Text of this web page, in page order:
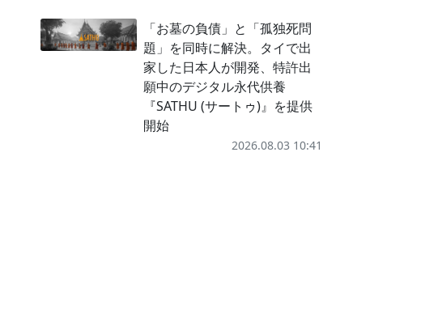
「お墓の負債」と「孤独死問
題」を同時に解決。タイで出
家した日本人が開発、特許出
願中のデジタル永代供養
『SATHU (サートゥ)』を提供
開始
2026.08.03 10:41